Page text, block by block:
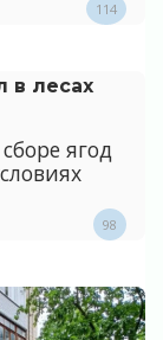
114
в лесах
ягод
98